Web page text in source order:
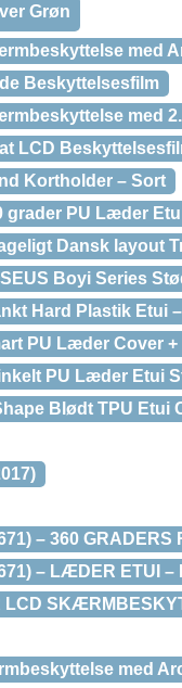
Grøn
med
Beskyttelsesfilm
med
LCD
Kortholder – Sort
grader PU Læder
Dansk
Boyi Series
Hard Plastik Etui
PU Læder Cover
PU Læder Etui
Blødt TPU Etui
– 360
– LÆDER ETUI
LCD
med